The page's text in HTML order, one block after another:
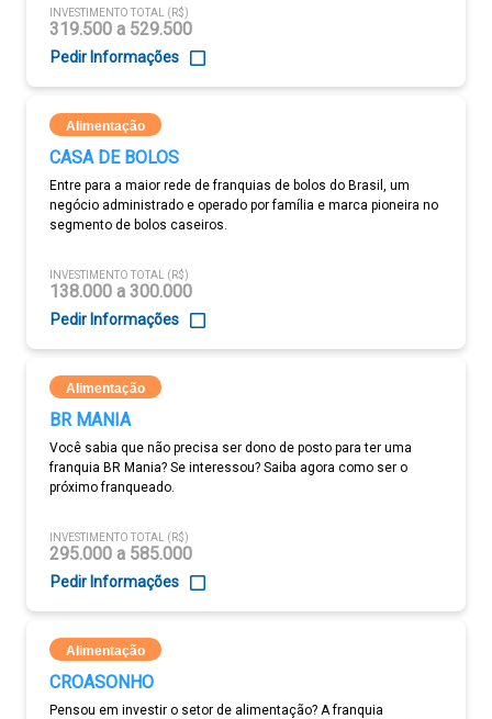
INVESTIMENTO TOTAL (R$)
319.500 a 529.500
Pedir Informações
Alimentação
CASA DE BOLOS
Entre para a maior rede de franquias de bolos do Brasil, um
negócio administrado e operado por família e marca pioneira no
segmento de bolos caseiros.
INVESTIMENTO TOTAL (R$)
138.000 a 300.000
Pedir Informações
Alimentação
BR MANIA
Você sabia que não precisa ser dono de posto para ter uma
franquia BR Mania? Se interessou? Saiba agora como ser o
próximo franqueado.
INVESTIMENTO TOTAL (R$)
295.000 a 585.000
Pedir Informações
Alimentação
CROASONHO
Pensou em investir o setor de alimentação? A franquia